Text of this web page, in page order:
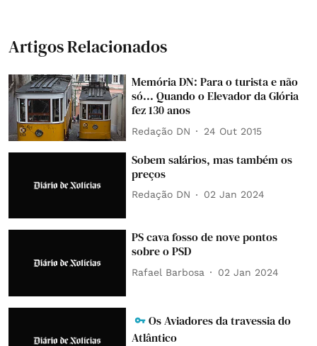
Artigos Relacionados
Memória DN: Para o turista e não
só... Quando o Elevador da Glória
fez 130 anos
Redação DN 24 Out 2015
Sobem salários, mas também os
preços
Redação DN 02 Jan 2024
PS cava fosso de nove pontos
sobre o PSD
Rafael Barbosa 02 Jan 2024
Os Aviadores da travessia do
Atlântico